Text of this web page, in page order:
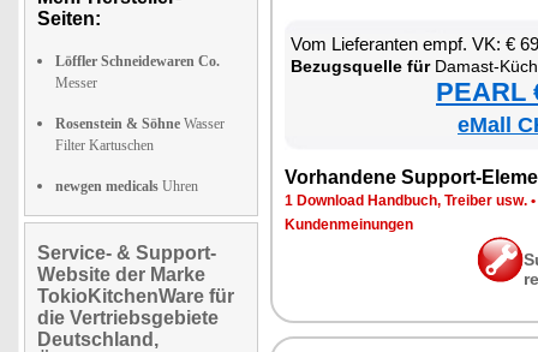
Seiten:
Löffler Schneidewaren Co.
Messer
Rosenstein & Söhne Wasser
Filter Kartuschen
newgen medicals Uhren
Service- & Support-
Website der Marke
TokioKitchenWare für
die Vertriebsgebiete
Deutschland,
Vom Lie­fe­ran­ten empf. VK: €
Be­zugs­quel­le fürDa­mast-
PEARL
eMall
Vor­han­de­ne Sup­port-
1 Down­load Hand­buch, Trei­ber usw. •
Kun­den­mei­nun­gen